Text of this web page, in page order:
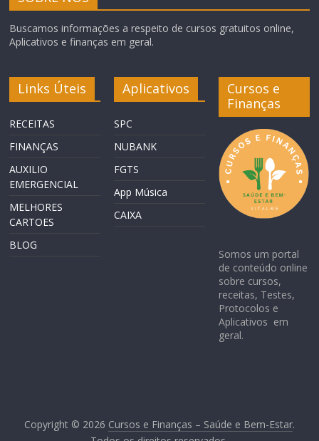
Buscamos informações a respeito de cursos gratuitos online,
Aplicativos e finanças em geral.
Links Úteis
RECEITAS
FINANÇAS
AUXILIO
EMERGENCIAL
MELHORES
CARTOES
BLOG
Aplicativos
SPC
NUBANK
FGTS
App Música
CAIXA
Cursos e
Finanças
Somos um portal
de conteúdo online
sobre cursos,
receitas, Testes,
Protocolos e
Aplicativos em
geral.
Copyright © 2026 Cursos e Finanças – Saúde e Bem-Estar.